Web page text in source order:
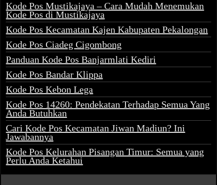
Kode Pos Mustikajaya – Cara Mudah Menemukan
Kode Pos di Mustikajaya
Kode Pos Kecamatan Kajen Kabupaten Pekalongan
Kode Pos Ciadeg Cigombong
Panduan Kode Pos Banjarmlati Kediri
Kode Pos Bandar Klippa
Kode Pos Kebon Lega
Kode Pos 14260: Pendekatan Terhadap Semua Yang
Anda Butuhkan
Cari Kode Pos Kecamatan Jiwan Madiun? Ini
Jawabannya
Kode Pos Kelurahan Pisangan Timur: Semua yang
Perlu Anda Ketahui